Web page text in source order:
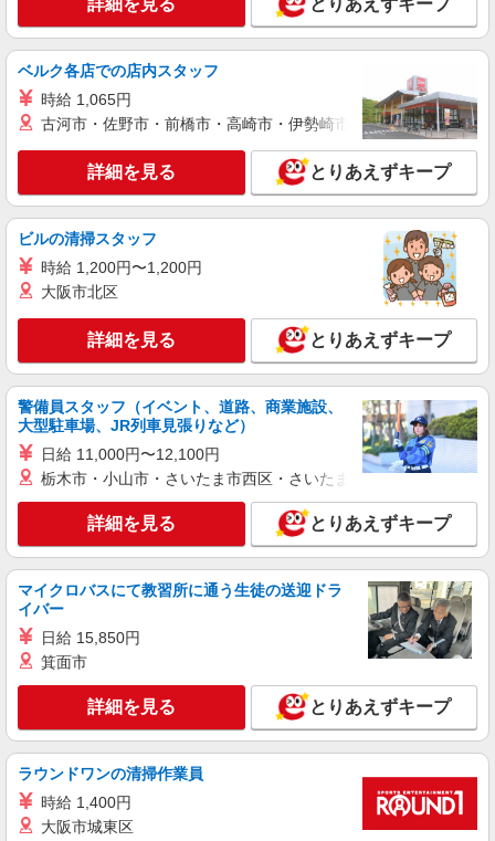
詳細を見る とりあえずキープ
ベルク各店での店内スタッフ
時給 1,065円
古河市・佐野市・前橋市・高崎市・伊勢崎市・太田市・館林市
詳細を見る とりあえずキープ
ビルの清掃スタッフ
時給 1,200円〜1,200円
大阪市北区
詳細を見る とりあえずキープ
警備員スタッフ（イベント、道路、商業施設、
大型駐車場、JR列車見張りなど）
日給 11,000円〜12,100円
栃木市・小山市・さいたま市西区・さいたま市岩槻区・久喜市・
詳細を見る とりあえずキープ
マイクロバスにて教習所に通う生徒の送迎ドラ
イバー
日給 15,850円
箕面市
詳細を見る とりあえずキープ
ラウンドワンの清掃作業員
時給 1,400円
大阪市城東区